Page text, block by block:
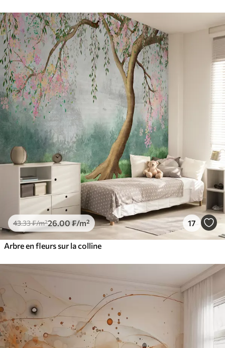
43.33₣/m²26.00 ₣/m² 17
Arbre en fleurs sur la colline